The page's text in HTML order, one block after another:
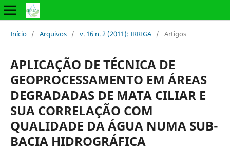
Início / Arquivos / v. 16 n. 2 (2011): IRRIGA / Artigos
APLICAÇÃO DE TÉCNICA DE
GEOPROCESSAMENTO EM ÁREAS
DEGRADADAS DE MATA CILIAR E
SUA CORRELAÇÃO COM
QUALIDADE DA ÁGUA NUMA SUB-
BACIA HIDROGRÁFICA